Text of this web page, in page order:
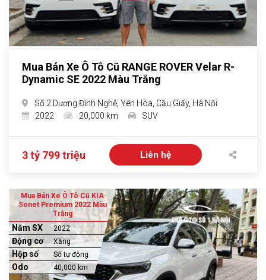
Mua Bán Xe Ô Tô Cũ RANGE ROVER Velar R-
Dynamic SE 2022 Màu Trắng
Số 2 Dương Đình Nghệ, Yên Hòa, Cầu Giấy, Hà Nội
2022
20,000 km SUV
3 tỷ 799 triệu Liên hệ
Mua Bán Xe Ô Tô Cũ KIA
Sonet Premium 2022 Màu
Trắng
Năm SX 2022
Động cơ Xăng
Hộp số Số tự động
Odo 40,000 km